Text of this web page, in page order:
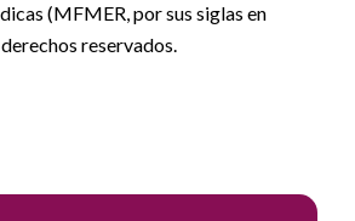
(MFMER, por sus siglas en
reservados.